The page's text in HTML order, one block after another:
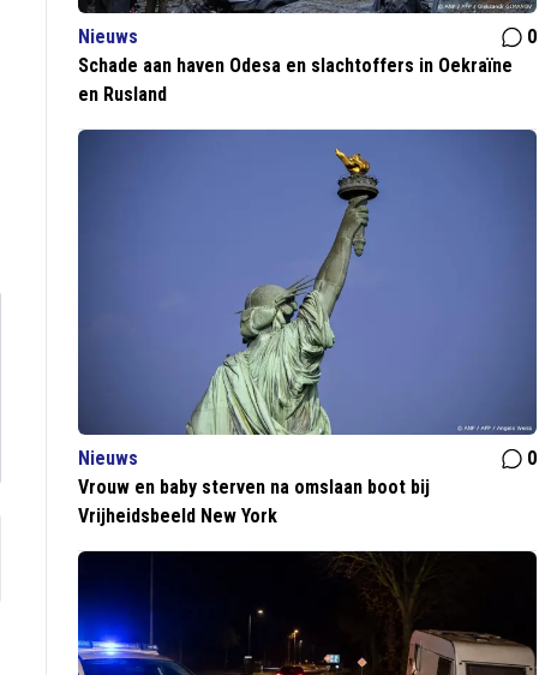
Nieuws
0
Schade aan haven Odesa en slachtoffers in Oekraïne
en Rusland
Nieuws
0
Vrouw en baby sterven na omslaan boot bij
Vrijheidsbeeld New York